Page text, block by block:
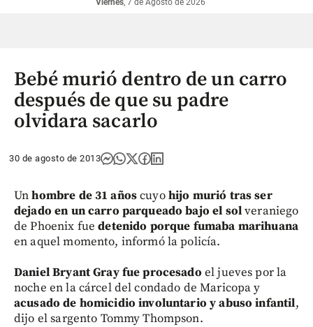
Viernes, 7 de Agosto de 2026
Bebé murió dentro de un carro
después de que su padre
olvidara sacarlo
30 de agosto de 2013
Unhombre de 31 añoscuyohijo murió tras ser
dejado en un carro parqueado bajo el solveraniego
de Phoenix fuedetenido porque fumaba marihuana
en aquel momento, informó la policía.
Daniel Bryant Gray fue procesado el jueves por la
noche en la cárcel del condado de Maricopa y
acusado de homicidio involuntario y abuso infantil,
dijo el sargento Tommy Thompson.